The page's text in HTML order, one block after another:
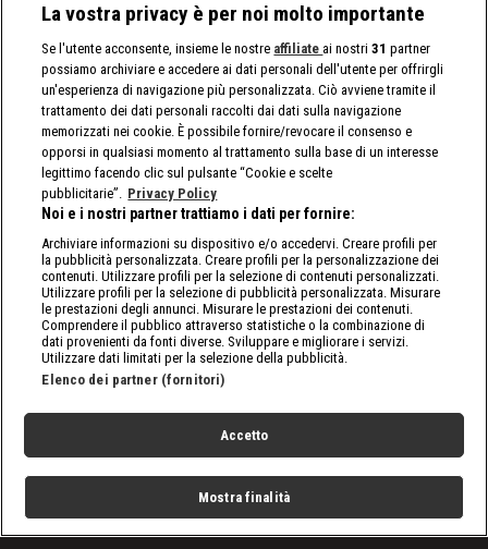
La vostra privacy è per noi molto importante
Se l'utente acconsente, insieme le nostre affiliate ai nostri31 partner
possiamo archiviare e accedere ai dati personali dell'utente per offrirgli
un'esperienza di navigazione più personalizzata. Ciò avviene tramite il
trattamento dei dati personali raccolti dai dati sulla navigazione
memorizzati nei cookie. È possibile fornire/revocare il consenso e
opporsi in qualsiasi momento al trattamento sulla base di un interesse
legittimo facendo clic sul pulsante “Cookie e scelte
pubblicitarie”. Privacy Policy
Noi e i nostri partner trattiamo i dati per fornire:
Archiviare informazioni su dispositivo e/o accedervi. Creare profili per
la pubblicità personalizzata. Creare profili per la personalizzazione dei
contenuti. Utilizzare profili per la selezione di contenuti personalizzati.
Utilizzare profili per la selezione di pubblicità personalizzata. Misurare
le prestazioni degli annunci. Misurare le prestazioni dei contenuti.
Comprendere il pubblico attraverso statistiche o la combinazione di
dati provenienti da fonti diverse. Sviluppare e migliorare i servizi.
Utilizzare dati limitati per la selezione della pubblicità.
Elenco dei partner (fornitori)
Accetto
Mostra finalità